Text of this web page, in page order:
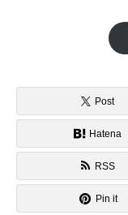
Post
Hatena
RSS
Pin it